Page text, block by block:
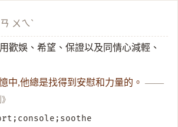
ㄢ ㄨㄟˋ
歡娛、希望、保證以及同情心減輕、
中,他總是找得到安慰和力量的。 ——